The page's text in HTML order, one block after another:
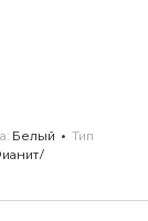
Белый
Тип